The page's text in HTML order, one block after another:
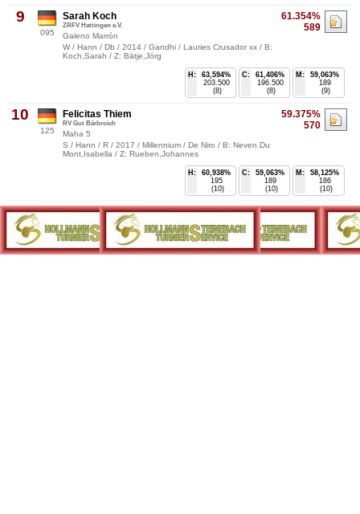
9
095
61.354%
589
Sarah Koch
ZRFV Hattingen e.V.
Galeno Marrón
W / Hann / Db / 2014 / Gandhi / Lauries Crusador xx / B:
Koch,Sarah / Z: Bätje,Jörg
M:
59,063%
189
(9)
C:
61,406%
196.500
(8)
H:
63,594%
203.500
(8)
10
125
59.375%
570
Felicitas Thiem
RV Gut Bärbroich
Maha 5
S / Hann / R / 2017 / Millennium / De Niro / B: Neven Du
Mont,Isabella / Z: Rueben,Johannes
M:
58,125%
186
(10)
C:
59,063%
189
(10)
H:
60,938%
195
(10)